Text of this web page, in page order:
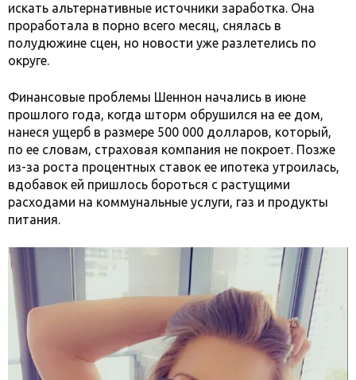
искать альтернативные источники заработка. Она
проработала в порно всего месяц, снялась в
полудюжине сцен, но новости уже разлетелись по
округе.
Финансовые проблемы Шеннон начались в июне
прошлого года, когда шторм обрушился на ее дом,
нанеся ущерб в размере 500 000 долларов, который,
по ее словам, страховая компания не покроет. Позже
из-за роста процентных ставок ее ипотека утроилась,
вдобавок ей пришлось бороться с растущими
расходами на коммунальные услуги, газ и продукты
питания.